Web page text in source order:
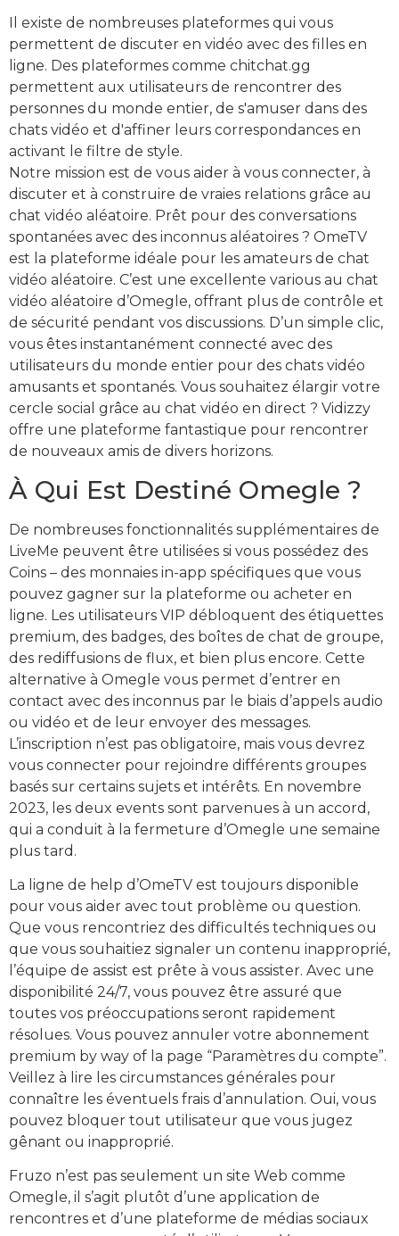
Il existe de nombreuses plateformes qui vous
permettent de discuter en vidéo avec des filles en
ligne. Des plateformes comme chitchat.gg
permettent aux utilisateurs de rencontrer des
personnes du monde entier, de s'amuser dans des
chats vidéo et d'affiner leurs correspondances en
activant le filtre de style.
Notre mission est de vous aider à vous connecter, à
discuter et à construire de vraies relations grâce au
chat vidéo aléatoire. Prêt pour des conversations
spontanées avec des inconnus aléatoires ? OmeTV
est la plateforme idéale pour les amateurs de chat
vidéo aléatoire. C’est une excellente various au chat
vidéo aléatoire d’Omegle, offrant plus de contrôle et
de sécurité pendant vos discussions. D’un simple clic,
vous êtes instantanément connecté avec des
utilisateurs du monde entier pour des chats vidéo
amusants et spontanés. Vous souhaitez élargir votre
cercle social grâce au chat vidéo en direct ? Vidizzy
offre une plateforme fantastique pour rencontrer
de nouveaux amis de divers horizons.
À Qui Est Destiné Omegle ?
De nombreuses fonctionnalités supplémentaires de
LiveMe peuvent être utilisées si vous possédez des
Coins – des monnaies in-app spécifiques que vous
pouvez gagner sur la plateforme ou acheter en
ligne. Les utilisateurs VIP débloquent des étiquettes
premium, des badges, des boîtes de chat de groupe,
des rediffusions de flux, et bien plus encore. Cette
alternative à Omegle vous permet d’entrer en
contact avec des inconnus par le biais d’appels audio
ou vidéo et de leur envoyer des messages.
L’inscription n’est pas obligatoire, mais vous devrez
vous connecter pour rejoindre différents groupes
basés sur certains sujets et intérêts. En novembre
2023, les deux events sont parvenues à un accord,
qui a conduit à la fermeture d’Omegle une semaine
plus tard.
La ligne de help d’OmeTV est toujours disponible
pour vous aider avec tout problème ou question.
Que vous rencontriez des difficultés techniques ou
que vous souhaitiez signaler un contenu inapproprié,
l’équipe de assist est prête à vous assister. Avec une
disponibilité 24/7, vous pouvez être assuré que
toutes vos préoccupations seront rapidement
résolues. Vous pouvez annuler votre abonnement
premium by way of la page “Paramètres du compte”.
Veillez à lire les circumstances générales pour
connaître les éventuels frais d’annulation. Oui, vous
pouvez bloquer tout utilisateur que vous jugez
gênant ou inapproprié.
Fruzo n’est pas seulement un site Web comme
Omegle, il s’agit plutôt d’une application de
rencontres et d’une plateforme de médias sociaux